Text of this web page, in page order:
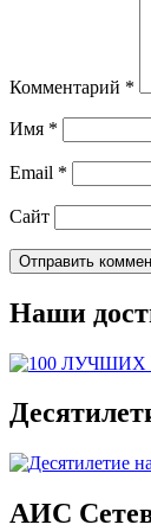
Комментарий *
Имя *
Email *
Сайт
Наши
АИС